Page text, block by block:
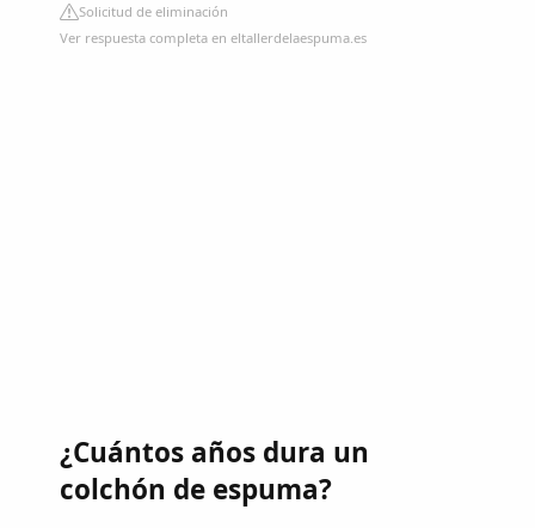
Solicitud de eliminación
Ver respuesta completa en eltallerdelaespuma.es
¿Cuántos años dura un
colchón de espuma?